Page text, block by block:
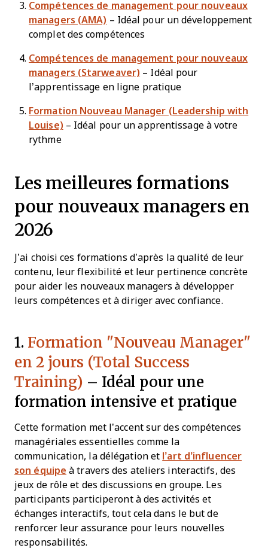
Compétences de management pour nouveaux
managers (AMA) – Idéal pour un développement
complet des compétences
Compétences de management pour nouveaux
managers (Starweaver) – Idéal pour
l’apprentissage en ligne pratique
Formation Nouveau Manager (Leadership with
Louise) – Idéal pour un apprentissage à votre
rythme
Les meilleures formations
pour nouveaux managers en
2026
J’ai choisi ces formations d’après la qualité de leur
contenu, leur flexibilité et leur pertinence concrète
pour aider les nouveaux managers à développer
leurs compétences et à diriger avec confiance.
1. Formation "Nouveau Manager"
en 2 jours (Total Success
Training) – Idéal pour une
formation intensive et pratique
Cette formation met l’accent sur des compétences
managériales essentielles comme la
communication, la délégation et l’art d’influencer
son équipe à travers des ateliers interactifs, des
jeux de rôle et des discussions en groupe. Les
participants participeront à des activités et
échanges interactifs, tout cela dans le but de
renforcer leur assurance pour leurs nouvelles
responsabilités.